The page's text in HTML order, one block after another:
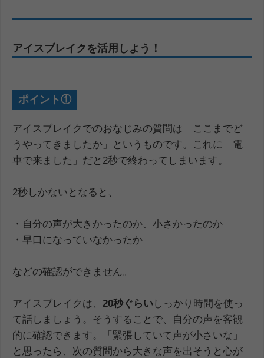
アイスブレイクを活用しよう！
ポイント①
アイスブレイクでのおなじみの質問は「ここまでど
うやってきましたか」というものです。これに「電
車で来ました」だと2秒で終わってしまいます。
2秒しかないとなると、
・自分の声が大きかったのか、小さかったのか
・早口になっていなかったか
などの確認ができません。
アイスブレイクは、 20秒ぐらい しっかり時間を使っ
て話しましょう。そうすることで、自分の声を客観
的に確認できます。「緊張していて声が小さいな」
と思ったら、次の質問から大きな声を出そうと心が